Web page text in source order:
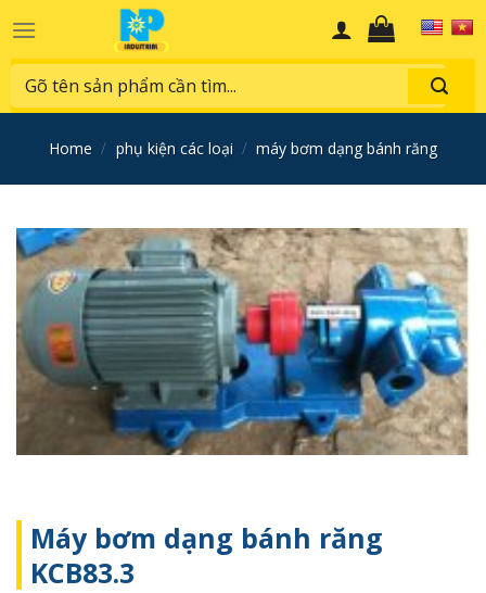
to
content
Search
for:
home / phụ kiện các loại / máy bơm dạng bánh răng
Máy bơm dạng bánh răng
KCB83.3